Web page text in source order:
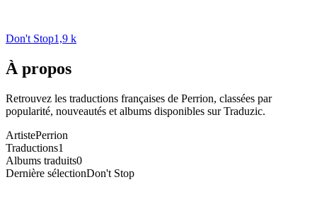
Don't Stop1,9 k
À propos
Retrouvez les traductions françaises de Perrion, classées par
popularité, nouveautés et albums disponibles sur Traduzic.
ArtistePerrion
Traductions1
Albums traduits0
Dernière sélectionDon't Stop